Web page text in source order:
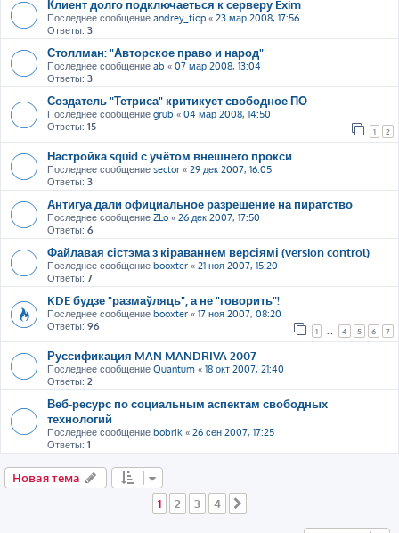
Клиент долго подключаеться к серверу Exim
Последнее сообщение andrey_tiop « 23 мар 2008, 17:56
Ответы: 3
Столлман: "Авторское право и народ"
Последнее сообщение ab « 07 мар 2008, 13:04
Ответы: 3
Создатель "Тетриса" критикует свободное ПО
Последнее сообщение grub « 04 мар 2008, 14:50
Ответы: 15 1 2
Настройка squid с учётом внешнего прокси.
Последнее сообщение sector « 29 дек 2007, 16:05
Ответы: 3
Антигуа дали официальное разрешение на пиратство
Последнее сообщение ZLo « 26 дек 2007, 17:50
Ответы: 6
Файлавая сістэма з кіраваннем версіямі (version control)
Последнее сообщение booxter « 21 ноя 2007, 15:20
Ответы: 7
KDE будзе "размаўляць", а не "говорить"!
Последнее сообщение booxter « 17 ноя 2007, 08:20
Ответы: 96 1 4 5 6 7
Руссификация MAN MANDRIVA 2007
Последнее сообщение Quantum « 18 окт 2007, 21:40
Ответы: 2
Веб-ресурс по социальным аспектам свободных
технологий
Последнее сообщение bobrik « 26 сен 2007, 17:25
Ответы: 1
Новая тема
1
2 3 4